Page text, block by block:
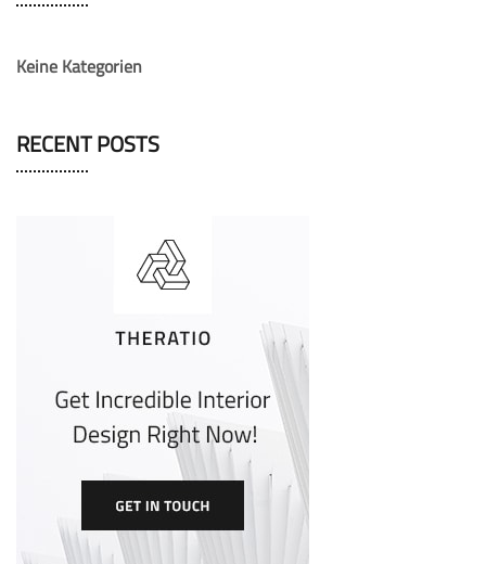
Keine Kategorien
RECENT POSTS